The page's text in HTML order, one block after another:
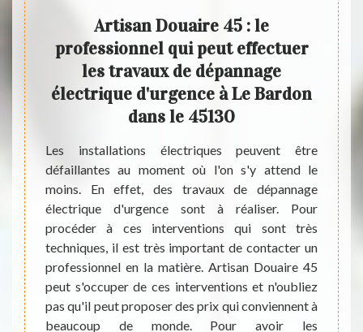
en
est
de
de
car il
de
Artisan Douaire 45 : le
professionnel qui peut effectuer
les travaux de dépannage
électrique d'urgence à Le Bardon
dans le 45130
Les installations électriques peuvent être
défaillantes au moment où l'on s'y attend le
moins. En effet, des travaux de dépannage
électrique d'urgence sont à réaliser. Pour
procéder à ces interventions qui sont très
techniques, il est très important de contacter un
professionnel en la matière. Artisan Douaire 45
peut s'occuper de ces interventions et n'oubliez
pas qu'il peut proposer des prix qui conviennent à
beaucoup de monde. Pour avoir les
À Le
sont
un